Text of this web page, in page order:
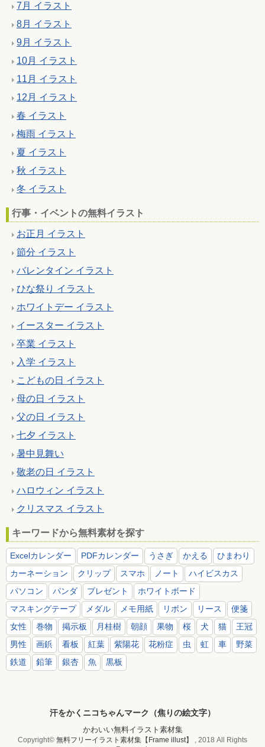
7月 イラスト
8月 イラスト
9月 イラスト
10月 イラスト
11月 イラスト
12月 イラスト
春 イラスト
梅雨 イラスト
夏 イラスト
秋 イラスト
冬 イラスト
行事・イベントの無料イラスト
お正月 イラスト
節分 イラスト
バレンタイン イラスト
ひな祭り イラスト
ホワイトデー イラスト
イースター イラスト
卒業 イラスト
入学 イラスト
こどもの日 イラスト
母の日 イラスト
父の日 イラスト
七夕 イラスト
暑中見舞い
敬老の日 イラスト
ハロウィン イラスト
クリスマス イラスト
キーワードから無料素材を探す
Excelカレンダー PDFカレンダー うさぎ かえる
ひまわり
カーネーション
クリップ スマホ ノート
ハイビスカス
パソコン
パンダ プレゼント
ホワイトボード
マスキングテープ
メダル メモ用紙 リボン リース
便箋
女性
巻物 掲示板 月桂樹 朝顔 果物 桜 犬 猫
王冠
男性
画鋲 看板 紅葉 紫陽花 花粉症 虫 虹 車
野菜
鉄道
鉛筆 銀杏 魚 黒板
汗をかくニコちゃんマーク（焦りの絵文字）
かわいい無料イラスト素材集
Copyright© 無料フリーイラスト素材集【Frame illust】
, 2018 All Rights